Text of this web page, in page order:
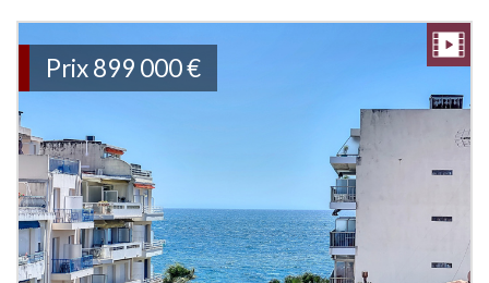
Prix899 000€